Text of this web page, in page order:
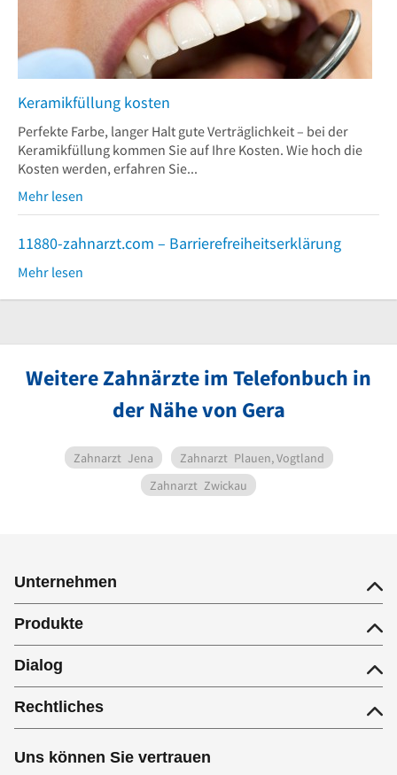
Keramikfüllung kosten
Perfekte Farbe, langer Halt gute Verträglichkeit – bei der
Keramikfüllung kommen Sie auf Ihre Kosten. Wie hoch die
Kosten werden, erfahren Sie...
Mehr lesen
11880-zahnarzt.com – Barrierefreiheitserklärung
Mehr lesen
Weitere Zahnärzte im Telefonbuch in
der Nähe von Gera
Zahnarzt Jena Zahnarzt Plauen, Vogtland
Zahnarzt Zwickau
Unternehmen
Produkte
Dialog
Rechtliches
Uns können Sie vertrauen